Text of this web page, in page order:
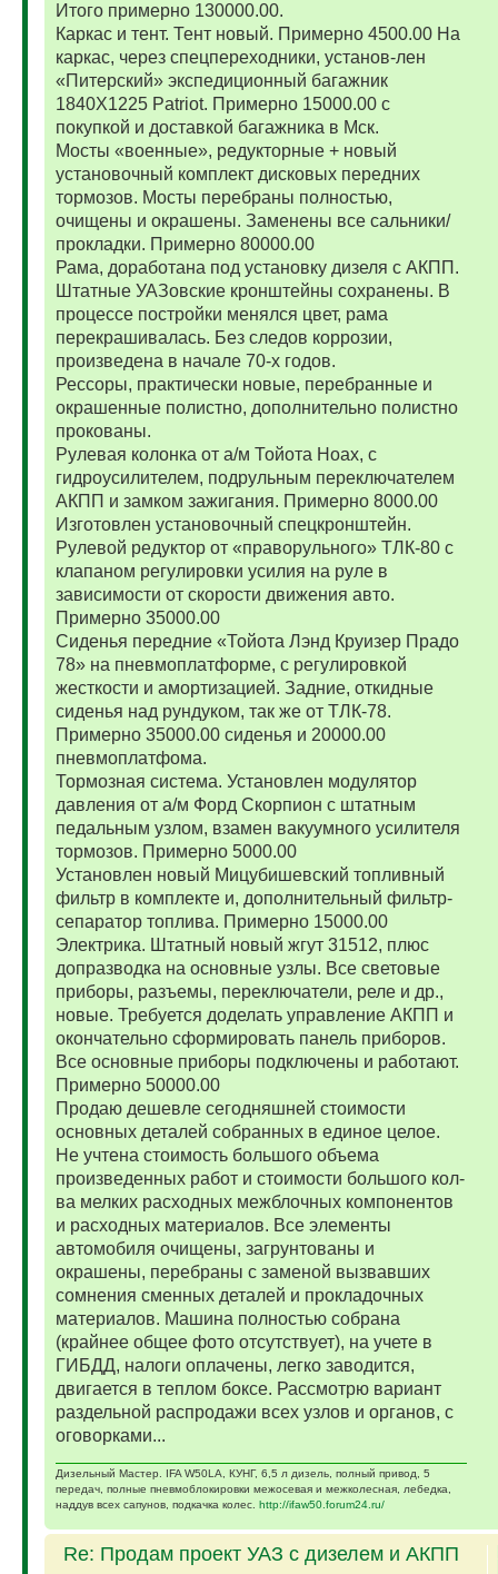
Итого примерно 130000.00.
Каркас и тент. Тент новый. Примерно 4500.00 На
каркас, через спецпереходники, установ-лен
«Питерский» экспедиционный багажник
1840Х1225 Patriot. Примерно 15000.00 с
покупкой и доставкой багажника в Мск.
Мосты «военные», редукторные + новый
установочный комплект дисковых передних
тормозов. Мосты перебраны полностью,
очищены и окрашены. Заменены все сальники/
прокладки. Примерно 80000.00
Рама, доработана под установку дизеля с АКПП.
Штатные УАЗовские кронштейны сохранены. В
процессе постройки менялся цвет, рама
перекрашивалась. Без следов коррозии,
произведена в начале 70-х годов.
Рессоры, практически новые, перебранные и
окрашенные полистно, дополнительно полистно
прокованы.
Рулевая колонка от а/м Тойота Ноах, с
гидроусилителем, подрульным переключателем
АКПП и замком зажигания. Примерно 8000.00
Изготовлен установочный спецкронштейн.
Рулевой редуктор от «праворульного» ТЛК-80 с
клапаном регулировки усилия на руле в
зависимости от скорости движения авто.
Примерно 35000.00
Сиденья передние «Тойота Лэнд Круизер Прадо
78» на пневмоплатформе, с регулировкой
жесткости и амортизацией. Задние, откидные
сиденья над рундуком, так же от ТЛК-78.
Примерно 35000.00 сиденья и 20000.00
пневмоплатфома.
Тормозная система. Установлен модулятор
давления от а/м Форд Скорпион с штатным
педальным узлом, взамен вакуумного усилителя
тормозов. Примерно 5000.00
Установлен новый Мицубишевский топливный
фильтр в комплекте и, дополнительный фильтр-
сепаратор топлива. Примерно 15000.00
Электрика. Штатный новый жгут 31512, плюс
допразводка на основные узлы. Все световые
приборы, разъемы, переключатели, реле и др.,
новые. Требуется доделать управление АКПП и
окончательно сформировать панель приборов.
Все основные приборы подключены и работают.
Примерно 50000.00
Продаю дешевле сегодняшней стоимости
основных деталей собранных в единое целое.
Не учтена стоимость большого объема
произведенных работ и стоимости большого кол-
ва мелких расходных межблочных компонентов
и расходных материалов. Все элементы
автомобиля очищены, загрунтованы и
окрашены, перебраны с заменой вызвавших
сомнения сменных деталей и прокладочных
материалов. Машина полностью собрана
(крайнее общее фото отсутствует), на учете в
ГИБДД, налоги оплачены, легко заводится,
двигается в теплом боксе. Рассмотрю вариант
раздельной распродажи всех узлов и органов, с
оговорками...
Дизельный Мастер. IFA W50LA, КУНГ, 6,5 л дизель, полный привод, 5
передач, полные пневмоблокировки межосевая и межколесная, лебедка,
наддув всех сапунов, подкачка колес. http://ifaw50.forum24.ru/
Re: Продам проект УАЗ с дизелем и АКПП